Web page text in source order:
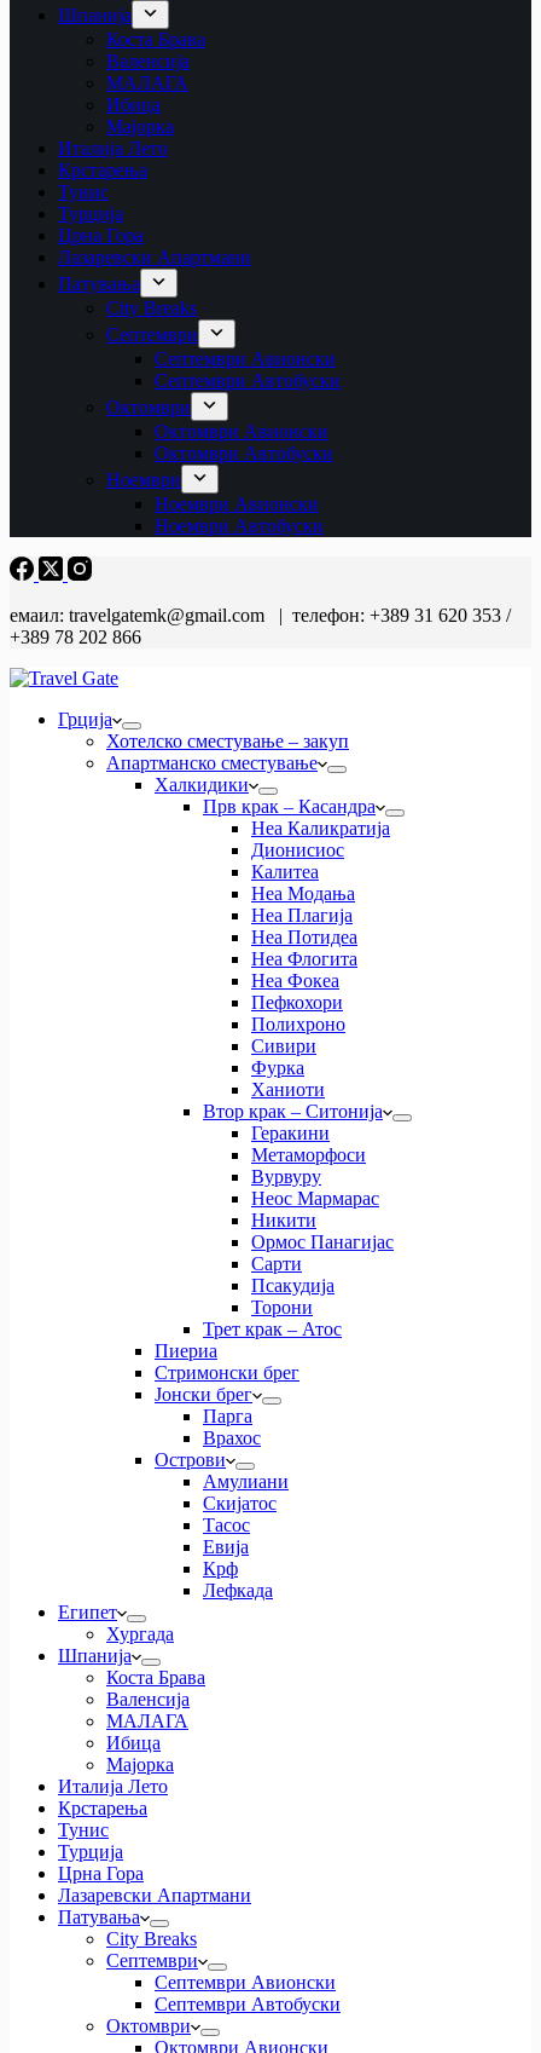
Шпанија
Коста Брава
Валенсија
МАЛАГА
Ибица
Мајорка
Италија Лето
Крстарења
Тунис
Турција
Црна Гора
Лазаревски Апартмани
Патувања
City Breaks
Септември
Септември Авионски
Септември Автобуски
Октомври
Октомври Авионски
Октомври Автобуски
Ноември
Ноември Авионски
Ноември Автобуски
емаил: travelgatemk@gmail.com | телефон: +389 31 620 353 /
+389 78 202 866
Грција
Хотелско сместување – закуп
Апартманско сместување
Халкидики
Прв крак – Касандра
Неа Каликратија
Дионисиос
Калитеа
Неа Модања
Неа Плагија
Неа Потидеа
Неа Флогита
Неа Фокеа
Пефкохори
Полихроно
Сивири
Фурка
Ханиоти
Втор крак – Ситонија
Геракини
Метаморфоси
Вурвуру
Неос Мармарас
Никити
Ормос Панагијас
Сарти
Псакудија
Торони
Трет крак – Атос
Пиериа
Стримонски брег
Јонски брег
Парга
Врахос
Острови
Амулиани
Скијатос
Тасос
Евија
Крф
Лефкада
Египет
Хургада
Шпанија
Коста Брава
Валенсија
МАЛАГА
Ибица
Мајорка
Италија Лето
Крстарења
Тунис
Турција
Црна Гора
Лазаревски Апартмани
Патувања
City Breaks
Септември
Септември Авионски
Септември Автобуски
Октомври
Октомври Авионски